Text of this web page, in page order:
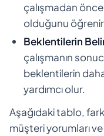
çalışmadan
olduğunu
Beklentilerin
çalışmanın
beklentilerin
yardımcı olur.
Aşağıdaki tablo,
müşteri yorumları